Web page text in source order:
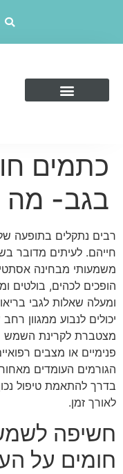
כתמים
בגב- מה
רבים נתקלים בתופעה
חייהם. לעיתים מדובר
משמעותי מבחינה
הופכים לכהים, בולטים
ומעלה שאלות לגבי
יכולים לנבוע ממגוון
פנימיים או מצבים
הגורמים העומדים
בדרך להתאמת טיפול
לאורך זמן.
חשיפה
חומים על